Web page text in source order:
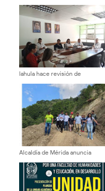
Iahula hace revisión de
para el 2027
Alcaldía de Mérida anuncia
en el sector El Cafetal por 15
días